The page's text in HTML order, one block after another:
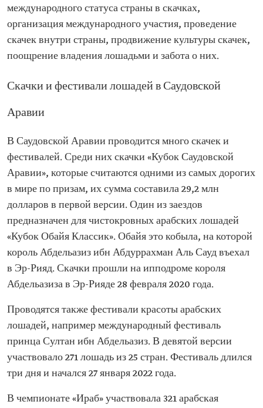
международного статуса страны в скачках,
организация международного участия, проведение
скачек внутри страны, продвижение культуры скачек,
поощрение владения лошадьми и забота о них.
Скачки и фестивали лошадей в Саудовской
Аравии
В Саудовской Аравии проводится много скачек и
фестивалей. Среди них скачки «Кубок Саудовской
Аравии», которые считаются одними из самых дорогих
в мире по призам, их сумма составила 29,2 млн
долларов в первой версии. Один из заездов
предназначен для чистокровных арабских лошадей
«Кубок Обайя Классик». Обайя это кобыла, на которой
король Абдельазиз ибн Абдуррахман Аль Сауд въехал
в Эр-Рияд. Скачки прошли на ипподроме короля
Абдельазиза в Эр-Рияде 28 февраля 2020 года.
Проводятся также фестивали красоты арабских
лошадей, например международный фестиваль
принца Султан ибн Абдельазиз. В девятой версии
участвовало 271 лошадь из 25 стран. Фестиваль длился
три дня и начался 27 января 2022 года.
В чемпионате «Ираб» участвовала 321 арабская